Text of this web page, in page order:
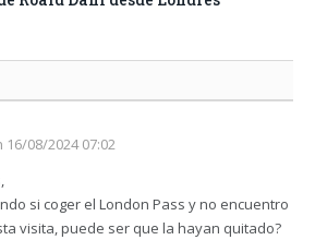
16/08/2024 07:02
si coger el London Pass y no encuentro
visita, puede ser que la hayan quitado?